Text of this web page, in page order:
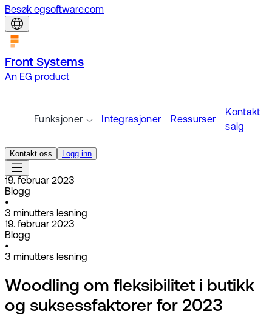
Besøk egsoftware.com
Front Systems
An EG product
Funksjoner Integrasjoner Ressurser
Kontakt
salg
Kontakt oss Logg inn
19. februar 2023
Blogg
•
3 minutters lesning
19. februar 2023
Blogg
•
3 minutters lesning
Woodling om fleksibilitet i butikk
og suksessfaktorer for 2023